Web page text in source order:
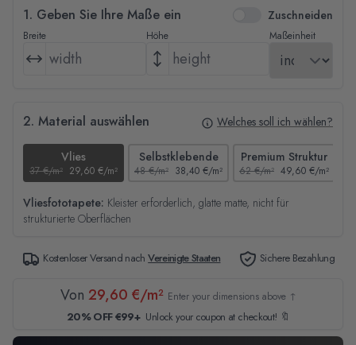
1. Geben Sie Ihre Maße ein Zuschneiden
Breite Höhe Maßeinheit
2. Material auswählen Welches soll ich wählen?
Vlies
37 €/m² 29,60 €/m²
Selbstklebende
48 €/m² 38,40 €/m²
Premium Struktur
62 €/m² 49,60 €/m²
Vliesfototapete: Kleister erforderlich, glatte matte, nicht für
strukturierte Oberflächen
Kostenloser Versand nachVereinigte Staaten Sichere Bezahlung
Von 29,60 €/m² Enter your dimensions above ↑
20% OFF €99+ Unlock your coupon at checkout! 🔖